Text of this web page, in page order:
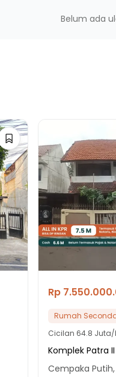
Belum ada
Rp
Rumah
Cicilan 64.8
Komplek Patra II
Cempaka